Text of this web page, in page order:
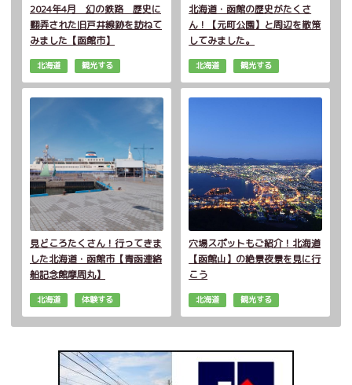
2024年4月 幻の鉄路 歴史に
翻弄された旧戸井線跡を訪ねて
みました【函館市】
北海道 観光する
北海道・函館の歴史がたくさ
ん！【元町公園】と周辺を散策
してみました。
北海道 観光する
見どころたくさん！行ってきま
した北海道・函館市【青函連絡
船記念館摩周丸】
北海道 体験する
穴場スポットもご紹介！北海道
【函館山】の絶景夜景を見に行
こう
北海道 観光する